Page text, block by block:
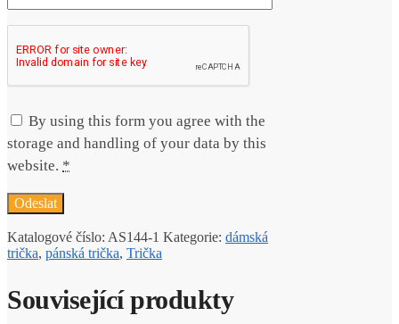
By using this form you agree with the
storage and handling of your data by this
website. *
Katalogové číslo: AS144-1 Kategorie: dámská
trička, pánská trička, Trička
Související produkty